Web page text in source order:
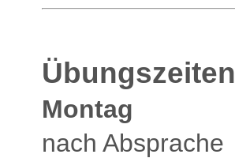
Übungszeiten
Montag
nach Absprache